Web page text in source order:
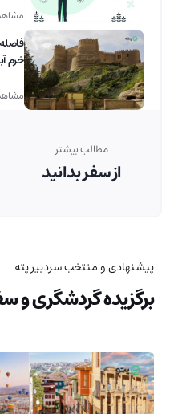
خرم
مطالب بیشتر
از سفر بدانید
پیشنهادی و منتخب سردبیر پته
برگزیده گردشگری و